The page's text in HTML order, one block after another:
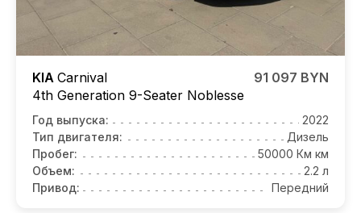
KIA Carnival
4th Generation 9-Seater Noblesse
91 097 BYN
Год выпуска:
2022
Тип двигателя:
Дизель
Пробег:
50000 Км км
Объем:
2.2 л
Привод:
Передний